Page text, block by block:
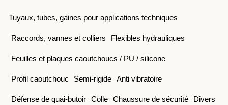
Tuyaux, tubes, gaines pour applications techniques
Raccords, vannes et colliers Flexibles hydrauliques
Feuilles et plaques caoutchoucs / PU / silicone
Profil caoutchouc Semi-rigide Anti vibratoire
Défense de quai-butoir Colle Chaussure de sécurité Divers